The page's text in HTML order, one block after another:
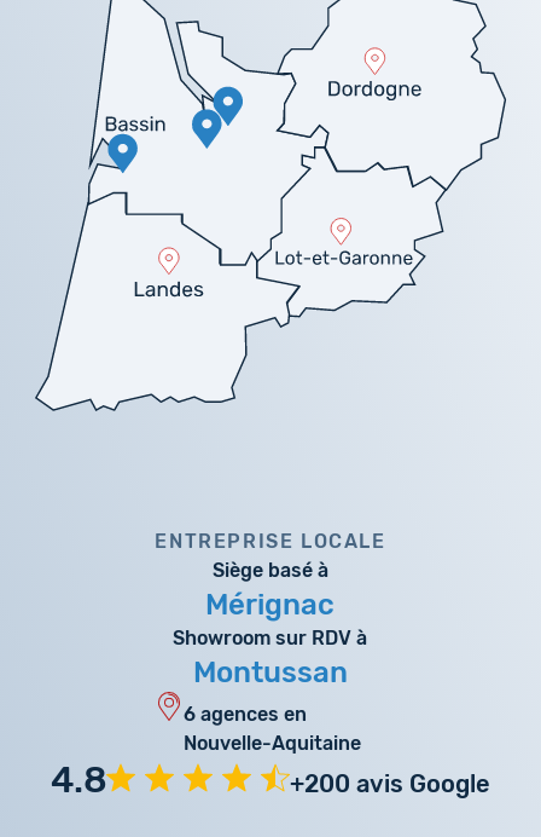
ENTREPRISE LOCALE
Siège basé à
Mérignac
Showroom sur RDV à
Montussan
6 agences en
Nouvelle-Aquitaine
4.8 +200 avis Google